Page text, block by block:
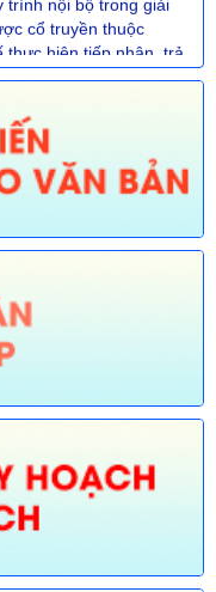
cổ truyền thuộc
hiện tiếp nhận, trả
chính trên địa bàn
nội bộ giải quyết
nước ngoài tại Việt Nam
thủ tục hành chính
thanh truyền hình và
quản lý của Sở Văn
thủ tục hành chính
trong lĩnh vực đường